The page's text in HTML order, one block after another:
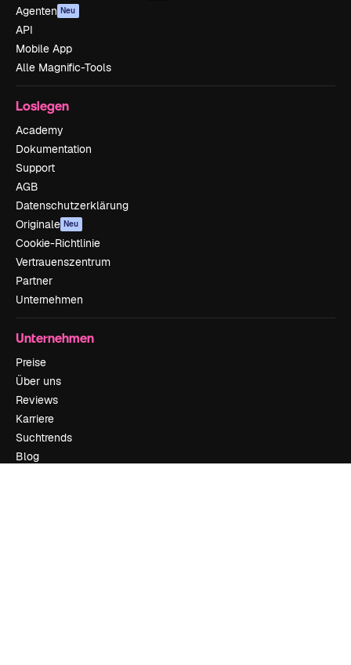
Agenten Neu
API
Mobile App
Alle Magnific-Tools
Loslegen
Academy
Dokumentation
Support
AGB
Datenschutzerklärung
Originale Neu
Cookie-Richtlinie
Vertrauenszentrum
Partner
Unternehmen
Unternehmen
Preise
Über uns
Reviews
Karriere
Suchtrends
Blog